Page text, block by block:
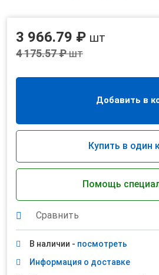
3 966.79 ₽ шт
4 175.57 ₽шт
Добавить в
Купить в один
Помощь
Сравнить
В наличии - посмотреть
Информация о доставке